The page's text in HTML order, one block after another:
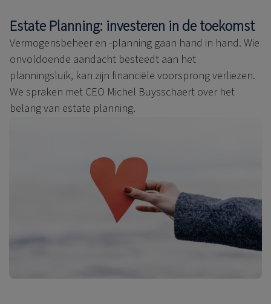
Estate Planning: investeren in de toekomst
Vermogensbeheer en -planning gaan hand in hand. Wie
onvoldoende aandacht besteedt aan het
planningsluik, kan zijn financiële voorsprong verliezen.
We spraken met CEO Michel Buysschaert over het
belang van estate planning.